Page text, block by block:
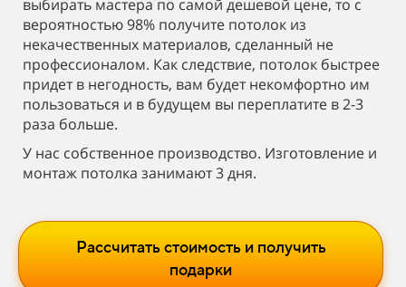
выбирать мастера по самой дешевой цене, то с
вероятностью 98% получите потолок из
некачественных материалов, сделанный не
профессионалом. Как следствие, потолок быстрее
придет в негодность, вам будет некомфортно им
пользоваться и в будущем вы переплатите в 2-3
раза больше.
У нас собственное производство. Изготовление и
монтаж потолка занимают 3 дня.
Рассчитать стоимость и получить
подарки